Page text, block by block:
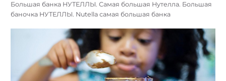
Большая банка НУТЕЛЛЫ. Самая большая Нутелла. Большая
баночка НУТЕЛЛЫ. Nutella самая большая банка